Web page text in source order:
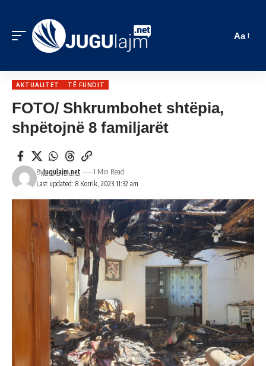
Aa
AKTUALITET TË FUNDIT
FOTO/ Shkrumbohet shtëpia,
shpëtojnë 8 familjarët
Last updated: 8 Korrik, 2023 11:32 am
ByJugulajm.net 1 Min Read